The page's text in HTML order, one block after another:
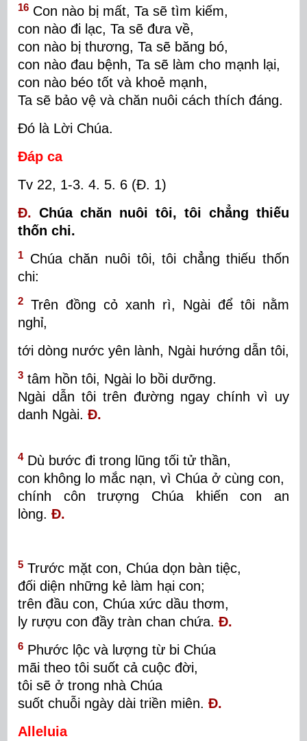
16 Con nào bị mất, Ta sẽ tìm kiếm,
con nào đi lạc, Ta sẽ đưa về,
con nào bị thương, Ta sẽ băng bó,
con nào đau bệnh, Ta sẽ làm cho mạnh lại,
con nào béo tốt và khoẻ mạnh,
Ta sẽ bảo vệ và chăn nuôi cách thích đáng.
Đó là Lời Chúa.
Đáp ca
Tv 22, 1-3. 4. 5. 6 (Đ. 1)
Đ. Chúa chăn nuôi tôi, tôi chẳng thiếu
thốn chi.
1
Chúa chăn nuôi tôi, tôi chẳng thiếu thốn
chi:
2
Trên đồng cỏ xanh rì, Ngài để tôi nằm
nghỉ,
tới dòng nước yên lành, Ngài hướng dẫn tôi,
3 tâm hồn tôi, Ngài lo bồi dưỡng.
Ngài dẫn tôi trên đường ngay chính vì uy
danh Ngài.Đ.
4 Dù bước đi trong lũng tối tử thần,
con không lo mắc nạn, vì Chúa ở cùng con,
chính côn trượng Chúa khiến con an
lòng. Đ.
5 Trước mặt con, Chúa dọn bàn tiệc,
đối diện những kẻ làm hại con;
trên đầu con, Chúa xức dầu thơm,
ly rượu con đầy tràn chan chứa. Đ.
6 Phước lộc và lượng từ bi Chúa
mãi theo tôi suốt cả cuộc đời,
tôi sẽ ở trong nhà Chúa
suốt chuỗi ngày dài triền miên. Đ.
Alleluia